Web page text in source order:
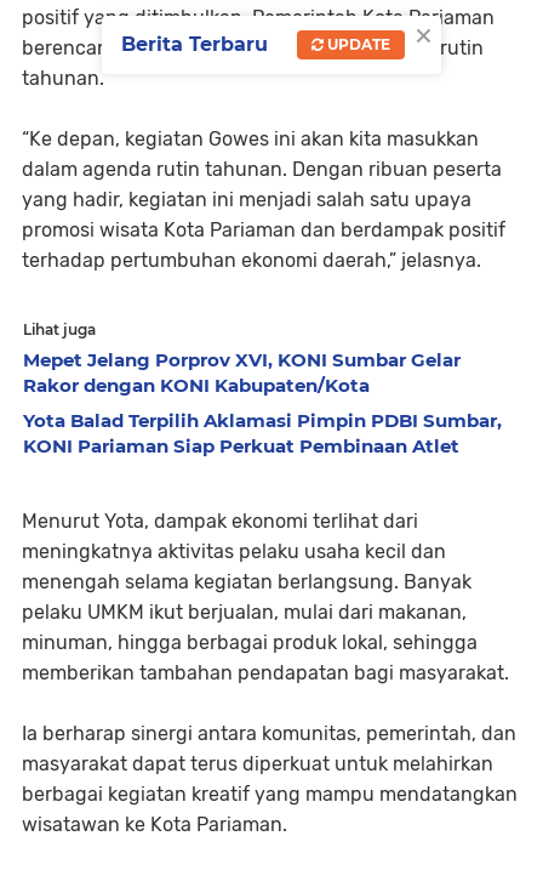
positif yang ditimbulkan, Pemerintah Kota Pariaman
berencana menjadikan GAFA sebagai agenda rutin
tahunan.
“Ke depan, kegiatan Gowes ini akan kita masukkan
dalam agenda rutin tahunan. Dengan ribuan peserta
yang hadir, kegiatan ini menjadi salah satu upaya
promosi wisata Kota Pariaman dan berdampak positif
terhadap pertumbuhan ekonomi daerah,” jelasnya.
Lihat juga
Mepet Jelang Porprov XVI, KONI Sumbar Gelar
Rakor dengan KONI Kabupaten/Kota
Yota Balad Terpilih Aklamasi Pimpin PDBI Sumbar,
KONI Pariaman Siap Perkuat Pembinaan Atlet
Menurut Yota, dampak ekonomi terlihat dari
meningkatnya aktivitas pelaku usaha kecil dan
menengah selama kegiatan berlangsung. Banyak
pelaku UMKM ikut berjualan, mulai dari makanan,
minuman, hingga berbagai produk lokal, sehingga
memberikan tambahan pendapatan bagi masyarakat.
Ia berharap sinergi antara komunitas, pemerintah, dan
masyarakat dapat terus diperkuat untuk melahirkan
berbagai kegiatan kreatif yang mampu mendatangkan
wisatawan ke Kota Pariaman.
×
Berita Terbaru UPDATE